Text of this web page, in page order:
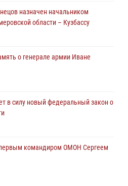
повредившего имущество
действия и защитили
знакомого
назначен начальником
области – Кузбассу
о генерале армии Иване
в силу новый федеральный закон о
первым командиром ОМОН Сергеем